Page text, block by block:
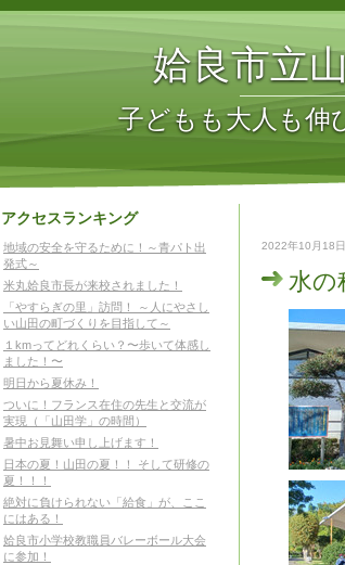
姶良市立
子どもも大人も伸
アクセスランキング
地域の安全を守るために！～青パト出
発式～
米丸姶良市長が来校されました！
「やすらぎの里」訪問！ ～人にやさし
い山田の町づくりを目指して～
１kmってどれくらい？〜歩いて体感し
ました！〜
明日から夏休み！
ついに！フランス在住の先生と交流が
実現（「山田学」の時間）
暑中お見舞い申し上げます！
日本の夏！山田の夏！！ そして研修の
夏！！！
絶対に負けられない「給食」が、ここ
にはある！
姶良市小学校教職員バレーボール大会
に参加！
2022年10月18
水の